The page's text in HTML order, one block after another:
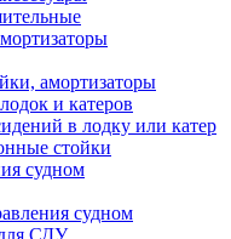
амортизаторы
и катеров
в лодку или катер
стойки
судном
судном
СДУ